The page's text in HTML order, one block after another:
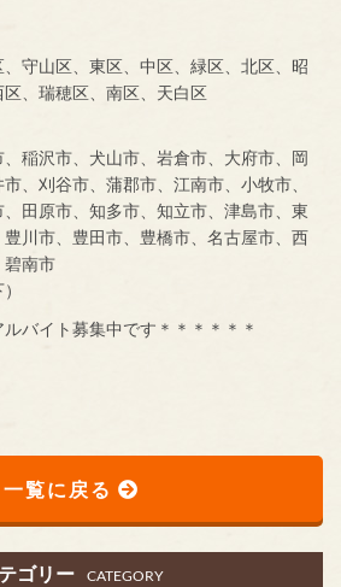
守山区、東区、中区、緑区、北区、昭
、瑞穂区、南区、天白区
稲沢市、犬山市、岩倉市、大府市、岡
、刈谷市、蒲郡市、江南市、小牧市、
田原市、知多市、知立市、津島市、東
川市、豊田市、豊橋市、名古屋市、西
碧南市
バイト募集中です＊＊＊＊＊＊
一覧に戻る
ゴリー CATEGORY